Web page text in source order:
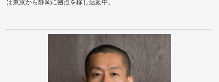
は東京から静岡に拠点を移し活動中。